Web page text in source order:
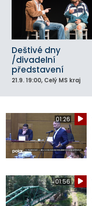
Deštivé dny
/divadelní
představení
21.9. 19:00, Celý MS kraj
01:26
01:56